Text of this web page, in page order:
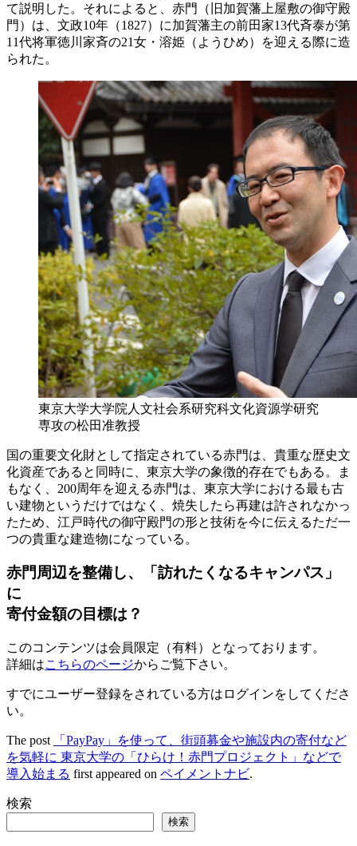
て説明した。それによると、赤門（旧加賀藩上屋敷の御守殿
門）は、文政10年（1827）に加賀藩主の前田家13代斉泰が第
11代将軍徳川家斉の21女・溶姫（ようひめ）を迎える際に造
られた。
東京大学大学院人文社会系研究科文化資源学研究
専攻の松田准教授
国の重要文化財として指定されている赤門は、貴重な歴史文
化資産であると同時に、東京大学の象徴的存在でもある。ま
もなく、200周年を迎える赤門は、東京大学における最も古
い建物というだけではなく、焼失したら再建は許されなかっ
たため、江戸時代の御守殿門の形と技術を今に伝えるただ一
つの貴重な建造物になっている。
赤門周辺を整備し、「訪れたくなるキャンパス」
に
寄付金額の目標は？
このコンテンツは会員限定（有料）となっております。
詳細はこちらのページからご覧下さい。
すでにユーザー登録をされている方は ログインをしてくださ
い。
The post
「PayPay」を使って、街頭募金や施設内の寄付など
を気軽に 東京大学の「ひらけ！赤門プロジェクト」などで
導入始まる first appeared on ペイメントナビ.
検索
検索